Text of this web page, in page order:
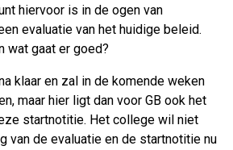
hiervoor is in de ogen van
evaluatie van het huidige beleid.
wat gaat er goed?
klaar en zal in de komende weken
maar hier ligt dan voor GB ook het
startnotitie. Het college wil niet
van de evaluatie en de startnotitie nu